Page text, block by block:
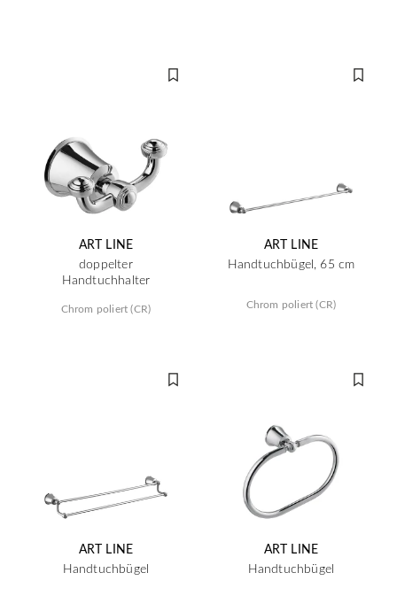
ART LINE
doppelter
Handtuchhalter
Chrom poliert (CR)
ART LINE
Handtuchbügel, 65 cm
Chrom poliert (CR)
ART LINE
Handtuchbügel
ART LINE
Handtuchbügel